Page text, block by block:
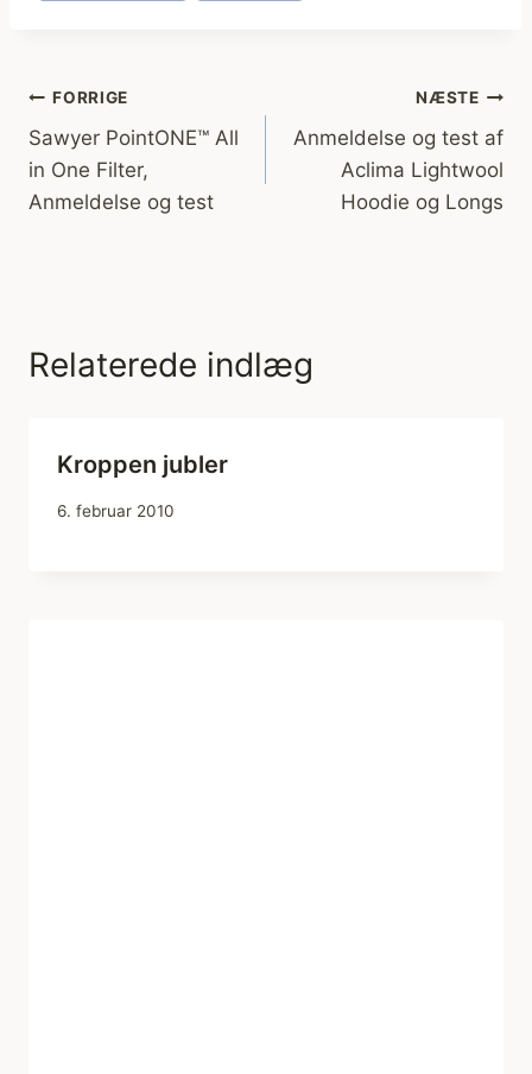
Indlægsnavigation
FORRIGE
Sawyer PointONE™ All
in One Filter,
Anmeldelse og test
NÆSTE
Anmeldelse og test af
Aclima Lightwool
Hoodie og Longs
Relaterede indlæg
Kroppen jubler
6. februar 2010